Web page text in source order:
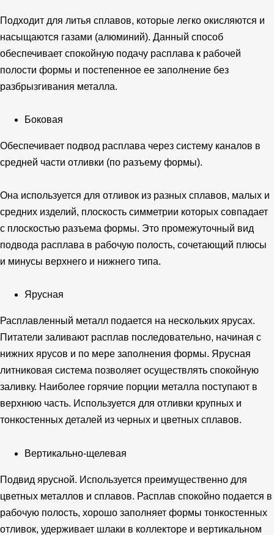
Подходит для литья сплавов, которые легко окисляются и
насыщаются газами (алюминий). Данный способ
обеспечивает спокойную подачу расплава к рабочей
полости формы и постепенное ее заполнение без
разбрызгивания металла.
Боковая
Обеспечивает подвод расплава через систему каналов в
средней части отливки (по разъему формы).
Она используется для отливок из разных сплавов, малых и
средних изделий, плоскость симметрии которых совпадает
с плоскостью разъема формы. Это промежуточный вид
подвода расплава в рабочую полость, сочетающий плюсы
и минусы верхнего и нижнего типа.
Ярусная
Расплавленный металл подается на нескольких ярусах.
Питатели заливают расплав последовательно, начиная с
нижних ярусов и по мере заполнения формы. Ярусная
литниковая система позволяет осуществлять спокойную
заливку. Наиболее горячие порции металла поступают в
верхнюю часть. Используется для отливки крупных и
тонкостенных деталей из черных и цветных сплавов.
Вертикально-щелевая
Подвид ярусной. Используется преимущественно для
цветных металлов и сплавов. Расплав спокойно подается в
рабочую полость, хорошо заполняет формы тонкостенных
отливок, удерживает шлаки в коллекторе и вертикальном